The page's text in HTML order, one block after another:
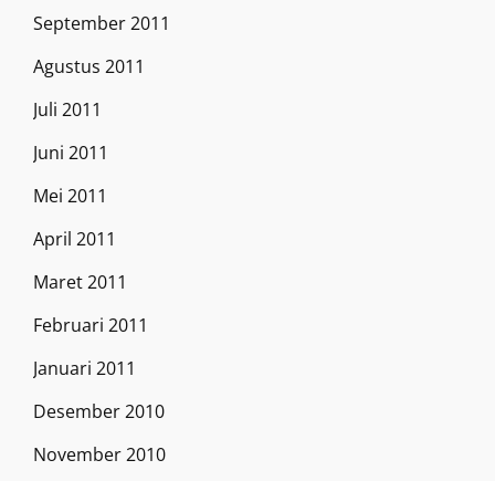
September 2011
Agustus 2011
Juli 2011
Juni 2011
Mei 2011
April 2011
Maret 2011
Februari 2011
Januari 2011
Desember 2010
November 2010